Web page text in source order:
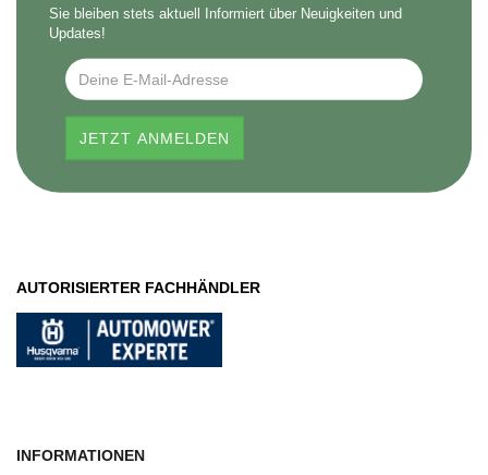
Sie bleiben stets aktuell Informiert über Neuigkeiten und
Updates!
AUTORISIERTER FACHHÄNDLER
INFORMATIONEN